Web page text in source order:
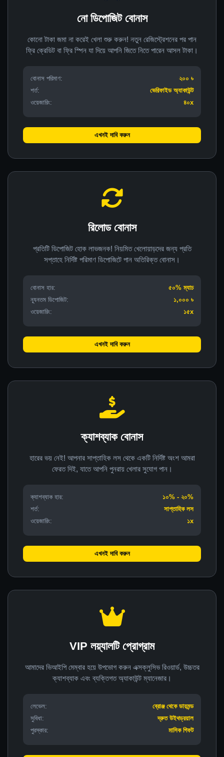
নো ডিপোজিট বোনাস
কোনো টাকা জমা না করেই খেলা শুরু করুন! নতুন রেজিস্ট্রেশনের পর পান
ফ্রি ক্রেডিট বা ফ্রি স্পিন যা দিয়ে আপনি জিতে নিতে পারেন আসল টাকা।
বোনাস পরিমাণ:
২০০ ৳
শর্ত:
ভেরিফাইড অ্যাকাউন্ট
ওয়েজারিং:
৪০x
এখনই দাবি করুন
রিলোড বোনাস
প্রতিটি ডিপোজিট হোক লাভজনক! নিয়মিত খেলোয়াড়দের জন্য প্রতি
সপ্তাহে নির্দিষ্ট পরিমাণ ডিপোজিটে পান অতিরিক্ত বোনাস।
বোনাস হার:
৫০% ম্যাচ
ন্যূনতম ডিপোজিট:
১,০০০ ৳
ওয়েজারিং:
১৫x
এখনই দাবি করুন
ক্যাশব্যাক বোনাস
হারের ভয় নেই! আপনার সাপ্তাহিক লস থেকে একটি নির্দিষ্ট অংশ আমরা
ফেরত দিই, যাতে আপনি পুনরায় খেলার সুযোগ পান।
ক্যাশব্যাক হার:
১০% - ২০%
শর্ত:
সাপ্তাহিক লস
ওয়েজারিং:
১x
এখনই দাবি করুন
VIP লয়্যালটি প্রোগ্রাম
আমাদের ভিআইপি মেম্বার হয়ে উপভোগ করুন এক্সক্লুসিভ রিওয়ার্ড, উচ্চতর
ক্যাশব্যাক এবং ব্যক্তিগত অ্যাকাউন্ট ম্যানেজার।
লেভেল:
ব্রোঞ্জ থেকে ডায়মন্ড
সুবিধা:
দ্রুত উইথড্রয়াল
পুরস্কার:
মাসিক গিফট